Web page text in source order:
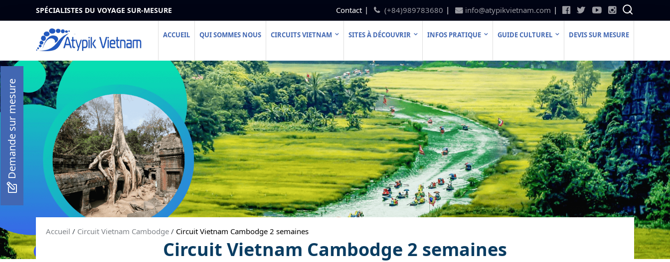
SPÉCIALISTES DU VOYAGE SUR-MESURE Contact (+84)989783680 info@atypikvietnam.com
ACCUEIL QUI SOMMES NOUS CIRCUITS VIETNAM SITES À DÉCOUVRIR INFOS PRATIQUE GUIDE CULTUREL DEVIS SUR MESURE
Accueil / Circuit Vietnam Cambodge / Circuit Vietnam Cambodge 2 semaines
Circuit Vietnam Cambodge 2 semaines
Demande sur mesure